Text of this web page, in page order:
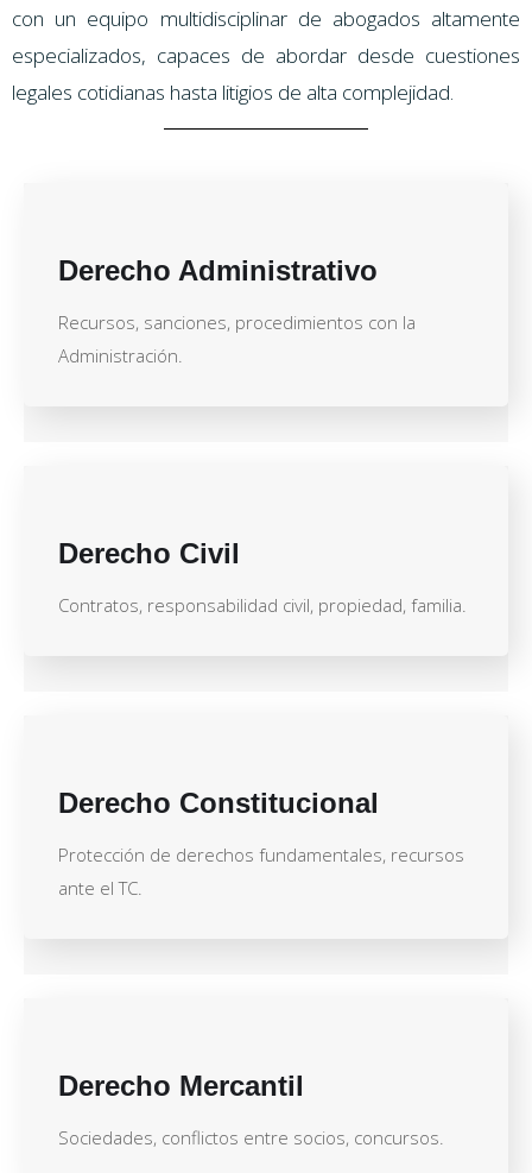
con un equipo multidisciplinar de abogados altamente
especializados, capaces de abordar desde cuestiones
legales cotidianas hasta litigios de alta complejidad.
Derecho Administrativo
Recursos, sanciones, procedimientos con la
Administración.
Derecho Civil
Contratos, responsabilidad civil, propiedad, familia.
Derecho Constitucional
Protección de derechos fundamentales, recursos
ante el TC.
Derecho Mercantil
Sociedades, conflictos entre socios, concursos.